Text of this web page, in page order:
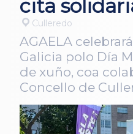
cita
Culleredo
AGAELA
Galicia polo Día
de xuño, coa
Concello de